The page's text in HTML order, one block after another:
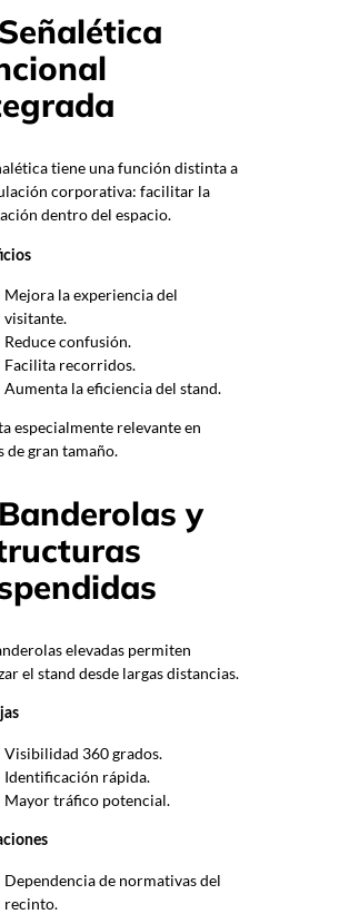
tiene una función distinta a
corporativa: facilitar la
dentro del espacio.
Mejora la experiencia del
visitante.
Reduce confusión.
Facilita recorridos.
Aumenta la eficiencia del stand.
especialmente relevante en
de gran tamaño.
y
elevadas permiten
el stand desde largas distancias.
Visibilidad 360 grados.
Identificación rápida.
Mayor tráfico potencial.
Dependencia de normativas del
recinto.